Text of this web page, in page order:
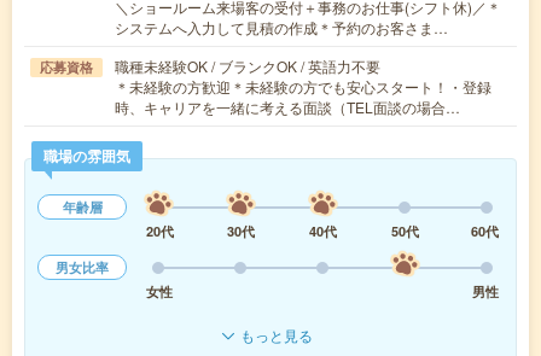
＼ショールーム来場客の受付＋事務のお仕事(シフト休)／＊
システムへ入力して見積の作成＊予約のお客さま…
応募資格
職種未経験OK / ブランクOK / 英語力不要
＊未経験の方歓迎＊未経験の方でも安心スタート！・登録
時、キャリアを一緒に考える面談（TEL面談の場合…
職場の雰囲気
年齢層
20代
30代 40代 50代
60代
男女比率
女性
男性
もっと見る